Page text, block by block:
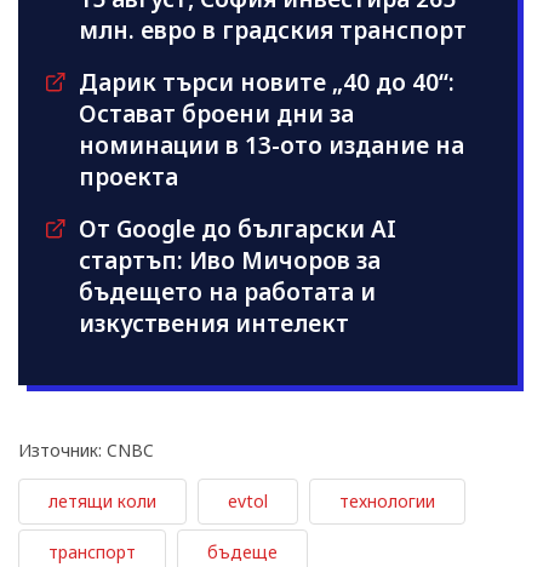
млн. евро в градския транспорт
Дарик търси новите „40 до 40“:
Остават броени дни за
номинации в 13-ото издание на
проекта
От Google до български AI
стартъп: Иво Мичоров за
бъдещето на работата и
изкуствения интелект
Източник: CNBC
летящи коли evtol технологии
транспорт бъдеще